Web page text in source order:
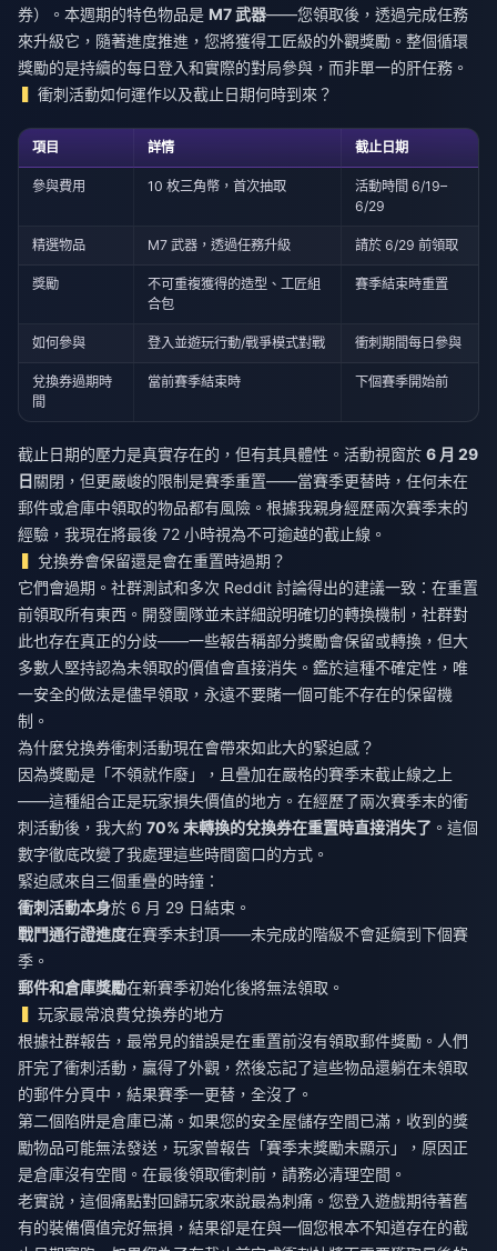
券）。本週期的特色物品是 M7 武器——您領取後，透過完成任務
來升級它，隨著進度推進，您將獲得工匠級的外觀獎勵。整個循環
獎勵的是持續的每日登入和實際的對局參與，而非單一的肝任務。
衝刺活動如何運作以及截止日期何時到來？
項目 詳情 截止日期
參與費用 10 枚三角幣，首次抽取
活動時間 6/19–
6/29
精選物品 M7 武器，透過任務升級 請於 6/29 前領取
獎勵
不可重複獲得的造型、工匠組
合包
賽季結束時重置
如何參與 登入並遊玩行動/戰爭模式對戰 衝刺期間每日參與
兌換券過期時
間
當前賽季結束時 下個賽季開始前
截止日期的壓力是真實存在的，但有其具體性。活動視窗於 6 月 29
日關閉，但更嚴峻的限制是賽季重置——當賽季更替時，任何未在
郵件或倉庫中領取的物品都有風險。根據我親身經歷兩次賽季末的
經驗，我現在將最後 72 小時視為不可逾越的截止線。
兌換券會保留還是會在重置時過期？
它們會過期。社群測試和多次 Reddit 討論得出的建議一致：在重置
前領取所有東西。開發團隊並未詳細說明確切的轉換機制，社群對
此也存在真正的分歧——一些報告稱部分獎勵會保留或轉換，但大
多數人堅持認為未領取的價值會直接消失。鑑於這種不確定性，唯
一安全的做法是儘早領取，永遠不要賭一個可能不存在的保留機
制。
為什麼兌換券衝刺活動現在會帶來如此大的緊迫感？
因為獎勵是「不領就作廢」，且疊加在嚴格的賽季末截止線之上
——這種組合正是玩家損失價值的地方。在經歷了兩次賽季末的衝
刺活動後，我大約 70% 未轉換的兌換券在重置時直接消失了 。這個
數字徹底改變了我處理這些時間窗口的方式。
緊迫感來自三個重疊的時鐘：
衝刺活動本身於 6 月 29 日結束。
戰鬥通行證進度在賽季末封頂——未完成的階級不會延續到下個賽
季。
郵件和倉庫獎勵在新賽季初始化後將無法領取。
玩家最常浪費兌換券的地方
根據社群報告，最常見的錯誤是在重置前沒有領取郵件獎勵。人們
肝完了衝刺活動，贏得了外觀，然後忘記了這些物品還躺在未領取
的郵件分頁中，結果賽季一更替，全沒了。
第二個陷阱是倉庫已滿。如果您的安全屋儲存空間已滿，收到的獎
勵物品可能無法發送，玩家曾報告「賽季末獎勵未顯示」，原因正
是倉庫沒有空間。在最後領取衝刺前，請務必清理空間。
老實說，這個痛點對回歸玩家來說最為刺痛。您登入遊戲期待著舊
有的裝備價值完好無損，結果卻是在與一個您根本不知道存在的截